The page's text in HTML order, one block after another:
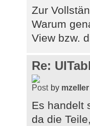
Zur
Warum
View bzw.
Re:
by mzeller
Es handelt
da die